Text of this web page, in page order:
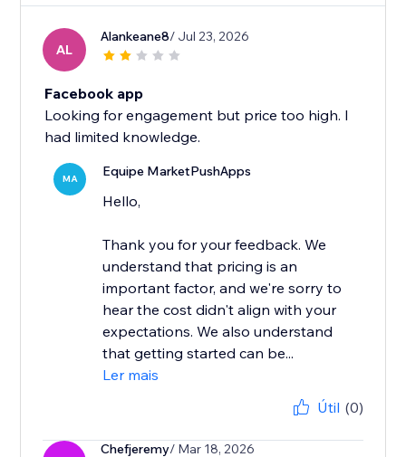
AL
Alankeane8/ Jul 23, 2026
Facebook app
Looking for engagement but price too high. I
had limited knowledge.
MA Equipe MarketPushApps
Hello,
Thank you for your feedback. We
understand that pricing is an
important factor, and we're sorry to
hear the cost didn't align with your
expectations. We also understand
that getting started can be...
Ler mais
Útil (0)
Chefjeremy/ Mar 18, 2026